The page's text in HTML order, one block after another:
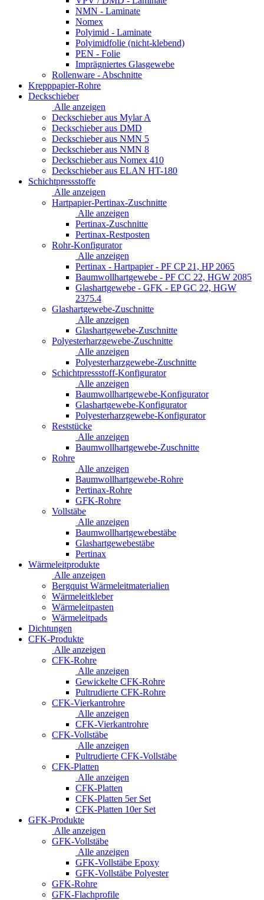
NMN - Laminate
Nomex
Polyimid - Laminate
Polyimidfolie (nicht-klebend)
PEN - Folie
Imprägniertes Glasgewebe
Rollenware - Abschnitte
Krepppapier-Rohre
Deckschieber
Alle anzeigen
Deckschieber aus Mylar A
Deckschieber aus DMD
Deckschieber aus NMN 5
Deckschieber aus NMN 8
Deckschieber aus Nomex 410
Deckschieber aus ELAN HT-180
Schichtpressstoffe
Alle anzeigen
Hartpapier-Pertinax-Zuschnitte
Alle anzeigen
Pertinax-Zuschnitte
Pertinax-Restposten
Rohr-Konfigurator
Alle anzeigen
Pertinax - Hartpapier - PF CP 21, HP 2065
Baumwollhartgewebe - PF CC 22, HGW 2085
Glashartgewebe - GFK - EP GC 22, HGW
2375.4
Glashartgewebe-Zuschnitte
Alle anzeigen
Glashartgewebe-Zuschnitte
Polyesterharzgewebe-Zuschnitte
Alle anzeigen
Polyesterharzgewebe-Zuschnitte
Schichtpressstoff-Konfigurator
Alle anzeigen
Baumwollhartgewebe-Konfigurator
Glashartgewebe-Konfigurator
Polyesterharzgewebe-Konfigurator
Reststücke
Alle anzeigen
Baumwollhartgewebe-Zuschnitte
Rohre
Alle anzeigen
Baumwollhartgewebe-Rohre
Pertinax-Rohre
GFK-Rohre
Vollstäbe
Alle anzeigen
Baumwollhartgewebestäbe
Glashartgewebestäbe
Pertinax
Wärmeleitprodukte
Alle anzeigen
Bergquist Wärmeleitmaterialien
Wärmeleitkleber
Wärmeleitpasten
Wärmeleitpads
Dichtungen
CFK-Produkte
Alle anzeigen
CFK-Rohre
Alle anzeigen
Gewickelte CFK-Rohre
Pultrudierte CFK-Rohre
CFK-Vierkantrohre
Alle anzeigen
CFK-Vierkantrohre
CFK-Vollstäbe
Alle anzeigen
Pultrudierte CFK-Vollstäbe
CFK-Platten
Alle anzeigen
CFK-Platten
CFK-Platten 5er Set
CFK-Platten 10er Set
GFK-Produkte
Alle anzeigen
GFK-Vollstäbe
Alle anzeigen
GFK-Vollstäbe Epoxy
GFK-Vollstäbe Polyester
GFK-Rohre
GFK-Flachprofile